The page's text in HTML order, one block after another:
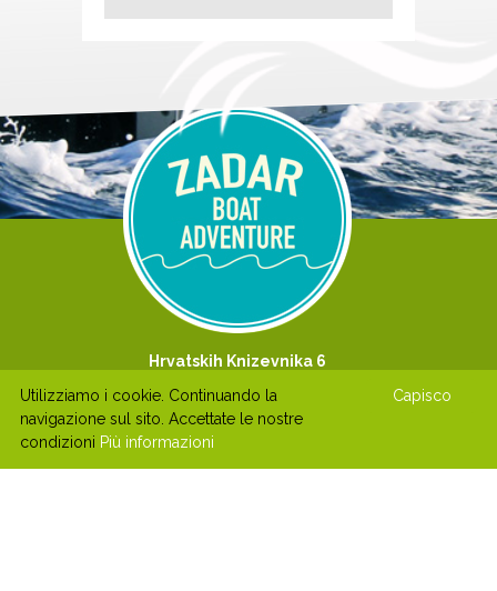
Hrvatskih Knizevnika 6
zadarboatadventure@gmail.com
Capisco
Utilizziamo i cookie. Continuando la
navigazione sul sito. Accettate le nostre
condizioni Più informazioni